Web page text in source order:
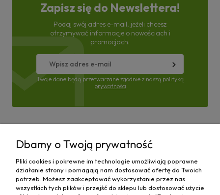
Zapisz się do Newslettera!
Podaj swój adres e-mail, jeżeli chcesz
otrzymywać informacje o nowościach i
promocjach.
Twoje dane będą przetwarzane zgodnie z naszą polityką
prywatności
Moje konto
Płatności i dostawa
Dbamy o Twoją prywatność
Pliki cookies i pokrewne im technologie umożliwiają poprawne
działanie strony i pomagają nam dostosować ofertę do Twoich
potrzeb. Możesz zaakceptować wykorzystanie przez nas
wszystkich tych plików i przejść do sklepu lub dostosować użycie